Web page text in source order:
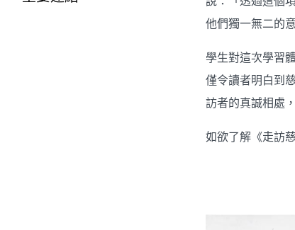
他們獨一無二的
學生對這次學習
僅令讀者明白到
訪者的真誠相處
如欲了解《走訪